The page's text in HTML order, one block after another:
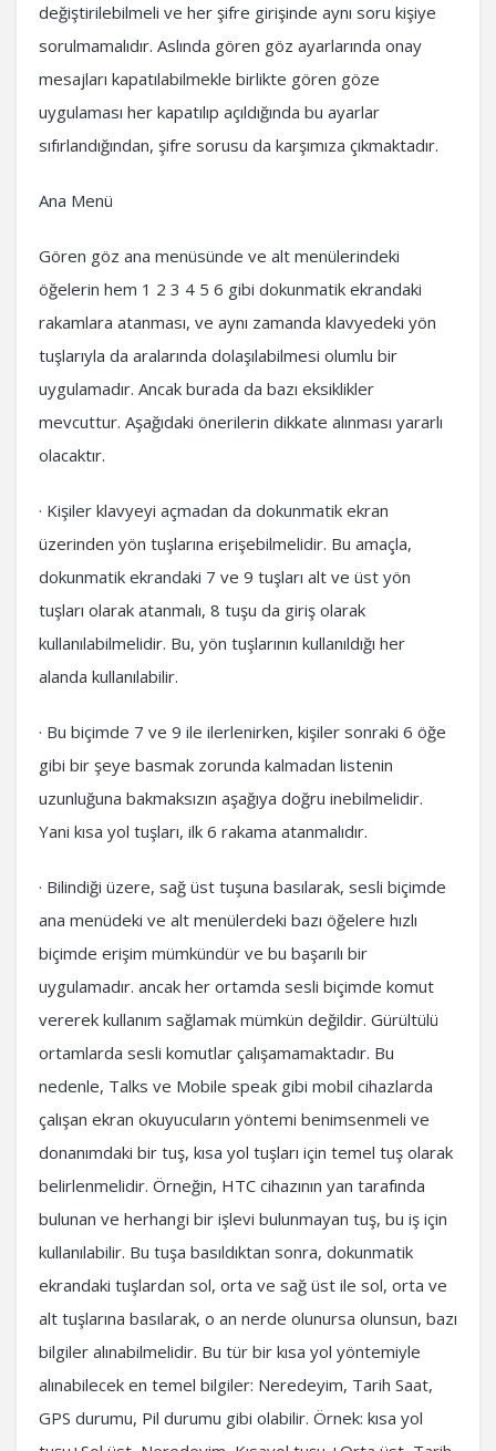
değiştirilebilmeli ve her şifre girişinde aynı soru kişiye
sorulmamalıdır. Aslında gören göz ayarlarında onay
mesajları kapatılabilmekle birlikte gören göze
uygulaması her kapatılıp açıldığında bu ayarlar
sıfırlandığından, şifre sorusu da karşımıza çıkmaktadır.
Ana Menü
Gören göz ana menüsünde ve alt menülerindeki
öğelerin hem 1 2 3 4 5 6 gibi dokunmatik ekrandaki
rakamlara atanması, ve aynı zamanda klavyedeki yön
tuşlarıyla da aralarında dolaşılabilmesi olumlu bir
uygulamadır. Ancak burada da bazı eksiklikler
mevcuttur. Aşağıdaki önerilerin dikkate alınması yararlı
olacaktır.
· Kişiler klavyeyi açmadan da dokunmatik ekran
üzerinden yön tuşlarına erişebilmelidir. Bu amaçla,
dokunmatik ekrandaki 7 ve 9 tuşları alt ve üst yön
tuşları olarak atanmalı, 8 tuşu da giriş olarak
kullanılabilmelidir. Bu, yön tuşlarının kullanıldığı her
alanda kullanılabilir.
· Bu biçimde 7 ve 9 ile ilerlenirken, kişiler sonraki 6 öğe
gibi bir şeye basmak zorunda kalmadan listenin
uzunluğuna bakmaksızın aşağıya doğru inebilmelidir.
Yani kısa yol tuşları, ilk 6 rakama atanmalıdır.
· Bilindiği üzere, sağ üst tuşuna basılarak, sesli biçimde
ana menüdeki ve alt menülerdeki bazı öğelere hızlı
biçimde erişim mümkündür ve bu başarılı bir
uygulamadır. ancak her ortamda sesli biçimde komut
vererek kullanım sağlamak mümkün değildir. Gürültülü
ortamlarda sesli komutlar çalışamamaktadır. Bu
nedenle, Talks ve Mobile speak gibi mobil cihazlarda
çalışan ekran okuyucuların yöntemi benimsenmeli ve
donanımdaki bir tuş, kısa yol tuşları için temel tuş olarak
belirlenmelidir. Örneğin, HTC cihazının yan tarafında
bulunan ve herhangi bir işlevi bulunmayan tuş, bu iş için
kullanılabilir. Bu tuşa basıldıktan sonra, dokunmatik
ekrandaki tuşlardan sol, orta ve sağ üst ile sol, orta ve
alt tuşlarına basılarak, o an nerde olunursa olunsun, bazı
bilgiler alınabilmelidir. Bu tür bir kısa yol yöntemiyle
alınabilecek en temel bilgiler: Neredeyim, Tarih Saat,
GPS durumu, Pil durumu gibi olabilir. Örnek: kısa yol